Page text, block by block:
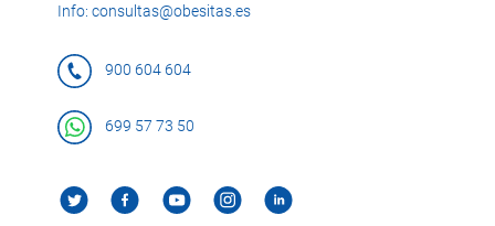
Info: consultas@obesitas.es
900 604 604
699 57 73 50